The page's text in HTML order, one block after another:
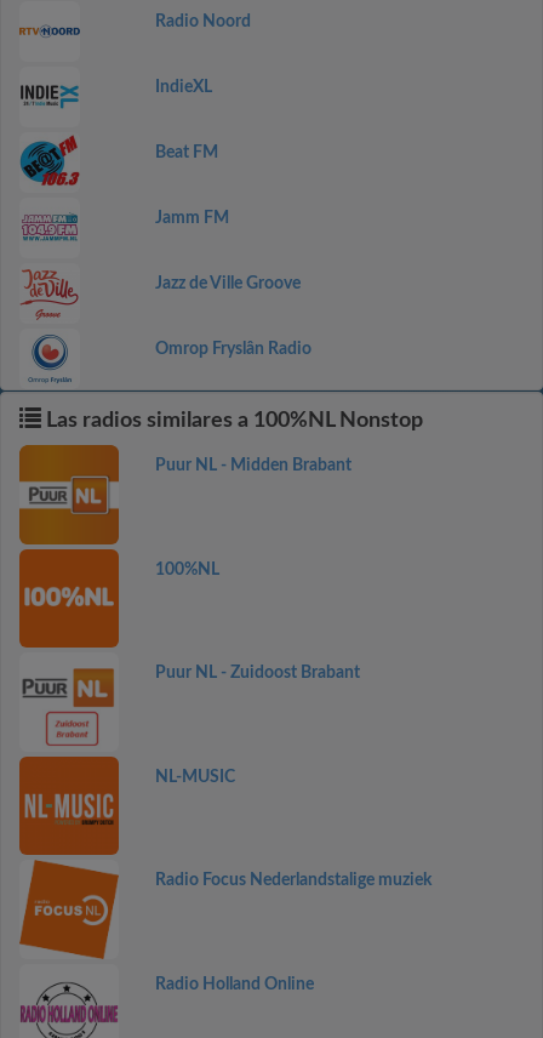
Radio Noord
IndieXL
Beat FM
Jamm FM
Jazz de Ville Groove
Omrop Fryslân Radio
Las radios similares a 100%NL Nonstop
Puur NL - Midden Brabant
100%NL
Puur NL - Zuidoost Brabant
NL-MUSIC
Radio Focus Nederlandstalige muziek
Radio Holland Online